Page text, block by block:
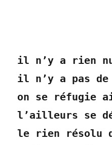
il n’y a rien
il n’y a pas
on se réfugie
l’ailleurs se
le rien résolu